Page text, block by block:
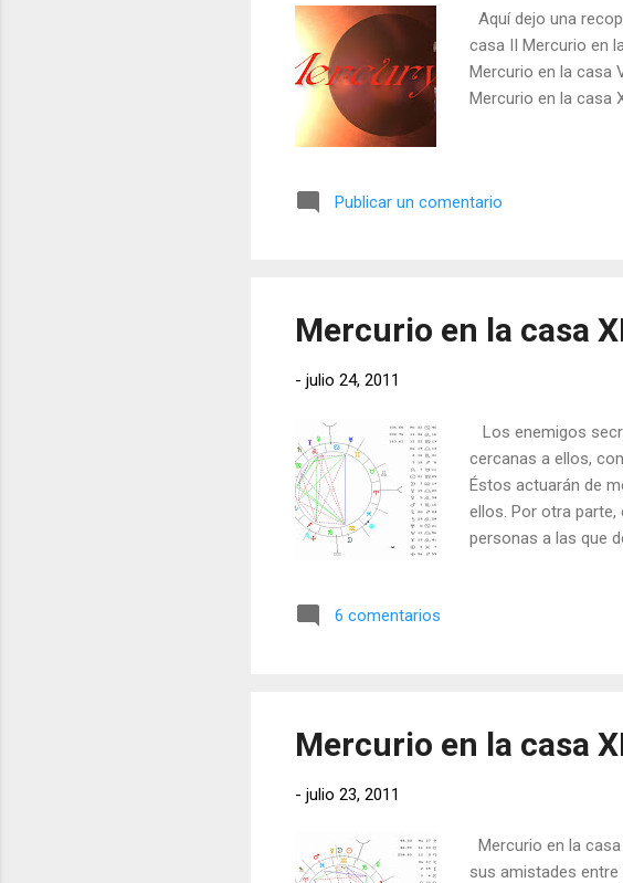
Aquí dejo una
casa II Mercurio en
Mercurio en la casa
Mercurio en la casa
Publicar un comentario
Mercurio en la casa
- julio 24, 2011
Los enemigos
cercanas a ellos,
Éstos actuarán de
ellos. Por otra
personas a las que
periódicos y
6 comentarios
Mercurio en la casa
- julio 23, 2011
Mercurio en la
sus amistades